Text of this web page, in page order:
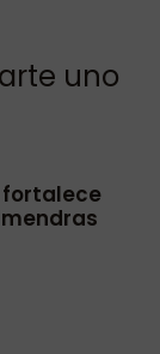
uno